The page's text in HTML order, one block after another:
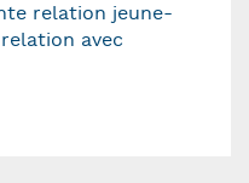
relation jeune-
avec